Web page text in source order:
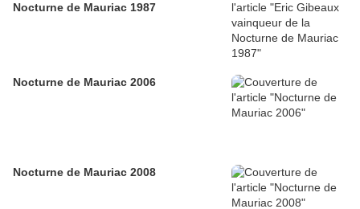
Nocturne de Mauriac 1987
Nocturne de Mauriac 2006
Nocturne de Mauriac 2008